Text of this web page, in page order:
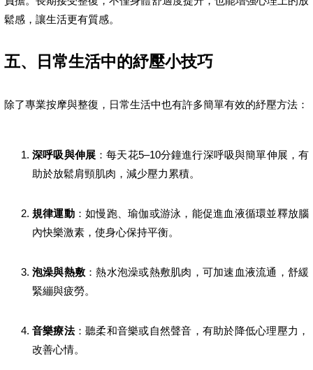
鬆感，讓生活更有質感。
五、日常生活中的紓壓小技巧
除了專業按摩與整復，日常生活中也有許多簡單有效的紓壓方法：
深呼吸與伸展 ：每天花5–10分鐘進行深呼吸與簡單伸展，有
助於放鬆肩頸肌肉，減少壓力累積。
規律運動：如慢跑、瑜伽或游泳，能促進血液循環並釋放腦
內快樂激素，使身心保持平衡。
泡澡與熱敷 ：熱水泡澡或熱敷肌肉，可加速血液流通，舒緩
緊繃與疲勞。
音樂療法：聽柔和音樂或自然聲音，有助於降低心理壓力，
改善心情。